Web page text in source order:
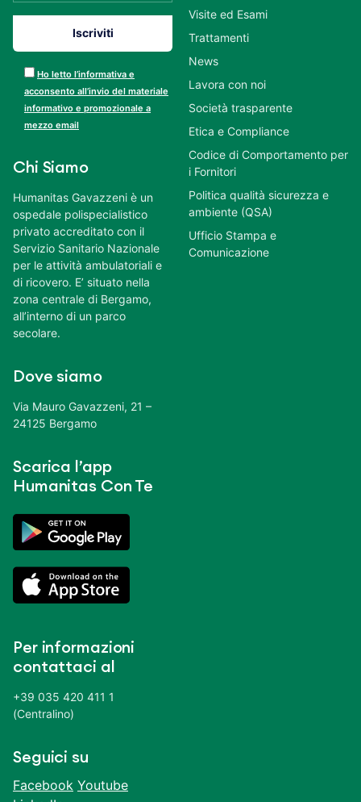
Ho letto l’informativa e
acconsento all’invio del materiale
informativo e promozionale a
mezzo email
Chi Siamo
Humanitas Gavazzeni è un
ospedale polispecialistico
privato accreditato con il
Servizio Sanitario Nazionale
per le attività ambulatoriali e
di ricovero. E’ situato nella
zona centrale di Bergamo,
all’interno di un parco
secolare.
Dove siamo
Via Mauro Gavazzeni, 21 –
24125 Bergamo
Scarica l’app
Humanitas Con Te
Per informazioni
contattaci al
+39 035 420 411 1
(Centralino)
Seguici su
Facebook Youtube
Visite ed Esami
Trattamenti
News
Lavora con noi
Società trasparente
Etica e Compliance
Codice di Comportamento per
i Fornitori
Politica qualità sicurezza e
ambiente (QSA)
Ufficio Stampa e
Comunicazione